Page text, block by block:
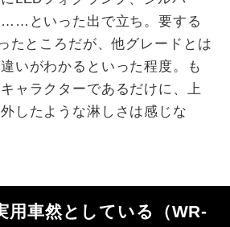
…… といった出で立ち。要する
たところだが、他グレードとは
いがわかるといった程度。も
ャラクターであるだけに、上
したような淋しさは感じな
用車然としている（WR-